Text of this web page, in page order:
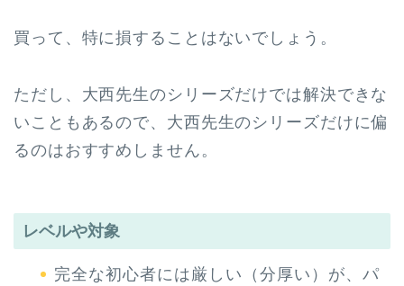
買って、特に損することはないでしょう。
ただし、大西先生のシリーズだけでは解決できな
いこともあるので、大西先生のシリーズだけに偏
るのはおすすめしません。
レベルや対象
完全な初心者には厳しい（分厚い）が、パ